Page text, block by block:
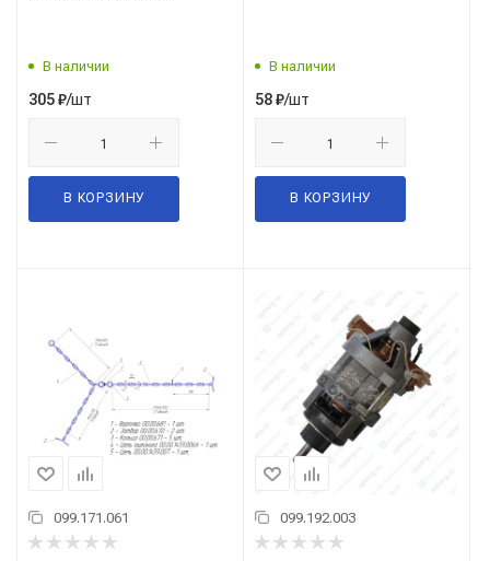
В наличии
305₽/шт
В КОРЗИНУ
В наличии
58₽/шт
В КОРЗИНУ
099.171.061 099.192.003